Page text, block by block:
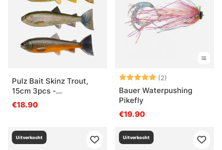
Pulz Bait Skinz Trout,
15cm 3pcs -
Brown/Rainbow/Char
€18.90
Beoordeling:
(2)
Bauer Waterpushing
Pikefly
€19.90
Uitverkocht Uitverkocht